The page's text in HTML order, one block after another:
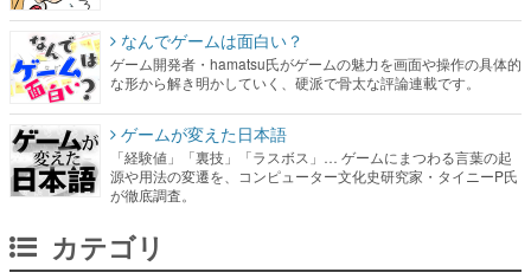
なんでゲームは面白い？
ゲーム開発者・hamatsu氏がゲームの魅力を画面や操作の具体的
な形から解き明かしていく、硬派で骨太な評論連載です。
ゲームが変えた日本語
「経験値」「裏技」「ラスボス」… ゲームにまつわる言葉の起
源や用法の変遷を、コンピューター文化史研究家・タイニーP氏
が徹底調査。
カテゴリ